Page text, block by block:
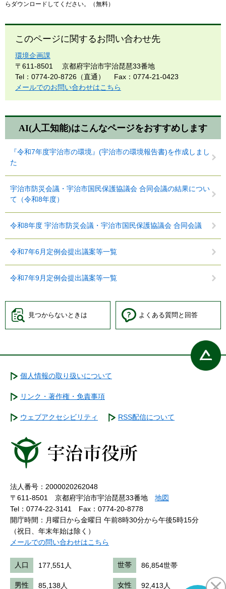
らダウンロードしてください。（無料）
このページに関するお問い合わせ先
環境企画課
〒611-8501
京都府宇治市宇治琵琶33番地
Tel：0774-20-8726（直通）
Fax：0774-21-0423
メールでのお問い合わせはこちら
AI(人工知能)はこんなページをおすすめします
『令和7年度宇治市の環境』(宇治市の環境報告書)を作成しまし
た
宇治市防災会議・宇治市国民保護協議会 合同会議の結果につい
て（令和8年度）
令和8年度 宇治市防災会議・宇治市国民保護協議会 合同会議
令和7年6月定例会提出議案等一覧
令和7年9月定例会提出議案等一覧
見つからないときは よくある質問と回答
個人情報の取り扱いについて
リンク・著作権・免責事項
ウェブアクセシビリティ RSS配信について
法人番号：2000020262048
〒611-8501 京都府宇治市宇治琵琶33番地 地図
Tel：0774-22-3141
Fax：0774-20-8778
開庁時間：月曜日から金曜日 午前8時30分から午後5時15分
（祝日、年末年始は除く）
メールでの問い合わせはこちら
人口 177,551人 世帯 86,854世帯
男性 85,138人 女性 92,413人